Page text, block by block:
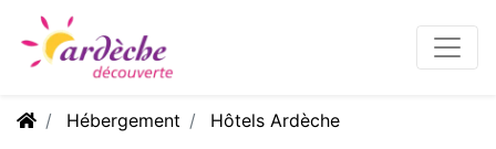
Hébergement Hôtels Ardèche